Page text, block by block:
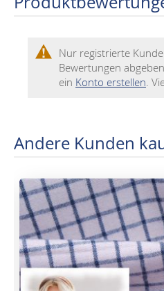
Nur registrierte
Bewertungen
ein Konto erstellen.
Andere Kunden